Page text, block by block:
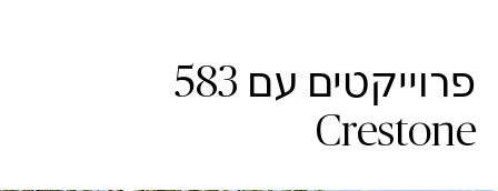
פרוייקטים עם 583
Crestone